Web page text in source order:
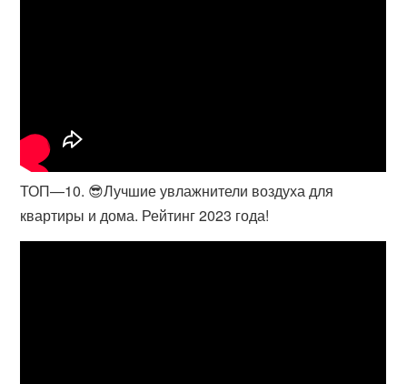
ТОП—10. 😎Лучшие увлажнители воздуха для
квартиры и дома. Рейтинг 2023 года!